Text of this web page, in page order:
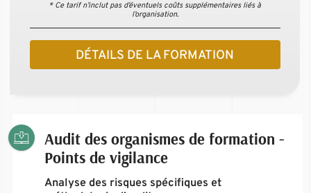
* Ce tarif n’inclut pas d’éventuels coûts supplémentaires liés à
l’organisation.
DÉTAILS DE LA FORMATION
Audit des organismes de formation -
Points de vigilance
Analyse des risques spécifiques et